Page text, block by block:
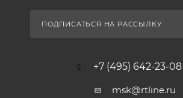
ПОДПИСАТЬСЯ НА РАССЫЛКУ
+7 (495) 642-23-08
msk@rtline.ru